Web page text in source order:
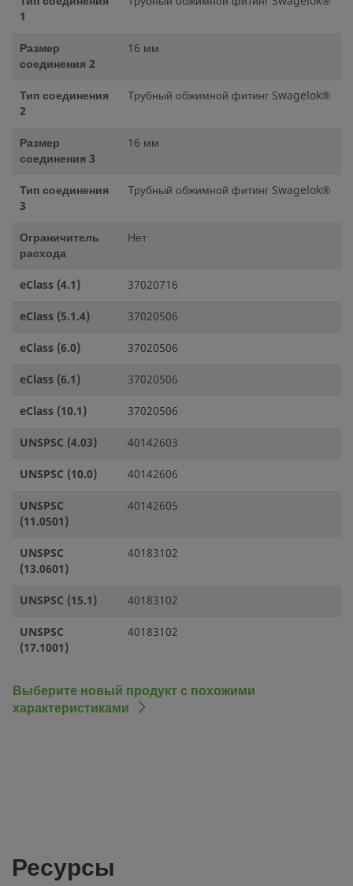
1
Размер
соединения 2
16 мм
Тип соединения
2
Трубный обжимной фитинг Swagelok®
Размер
соединения 3
16 мм
Тип соединения
3
Трубный обжимной фитинг Swagelok®
Ограничитель
расхода
Нет
eClass (4.1)
37020716
eClass (5.1.4)
37020506
eClass (6.0)
37020506
eClass (6.1)
37020506
eClass (10.1)
37020506
UNSPSC (4.03)
40142603
UNSPSC (10.0)
40142606
UNSPSC
(11.0501)
40142605
UNSPSC
(13.0601)
40183102
UNSPSC (15.1)
40183102
UNSPSC
(17.1001)
40183102
Выберите новый продукт с похожими
характеристиками
Ресурсы